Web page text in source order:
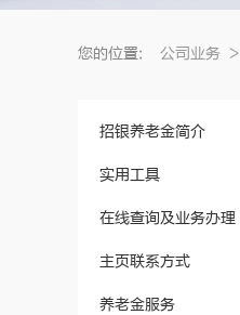
您的位置: 公司业务 >
招银养老金简介
实用工具
在线查询及业务办理
主页联系方式
养老金服务